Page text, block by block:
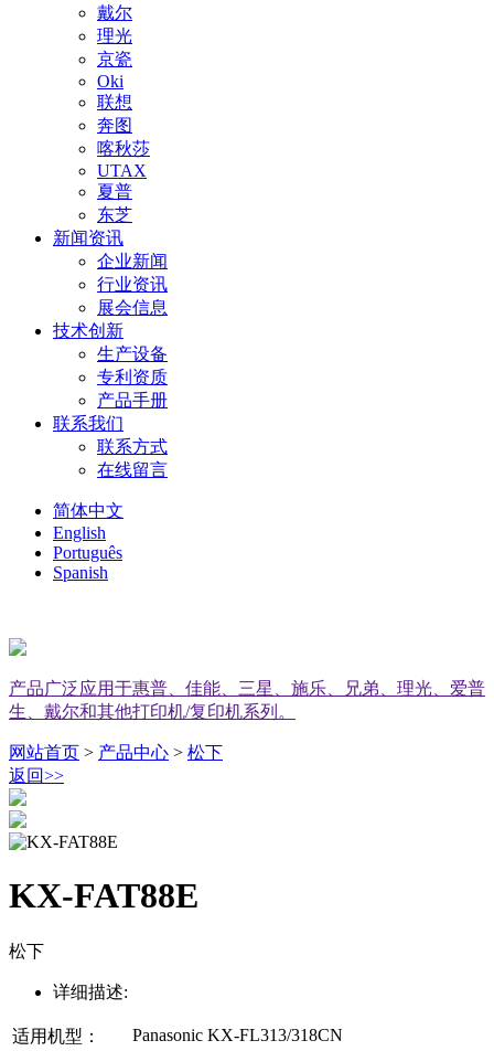
戴尔
理光
京瓷
Oki
联想
奔图
喀秋莎
UTAX
夏普
东芝
新闻资讯
企业新闻
行业资讯
展会信息
技术创新
生产设备
专利资质
产品手册
联系我们
联系方式
在线留言
简体中文
English
Português
Spanish
产品广泛应用于惠普、佳能、三星、施乐、兄弟、理光、爱普
生、戴尔和其他打印机/复印机系列。
网站首页 > 产品中心 > 松下
返回>>
KX-FAT88E
松下
详细描述:
适用机型：
Panasonic KX-FL313/318CN